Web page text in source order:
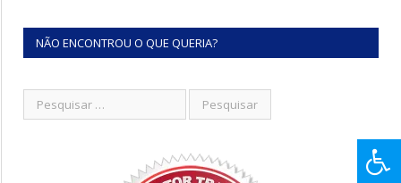
NÃO ENCONTROU O QUE QUERIA?